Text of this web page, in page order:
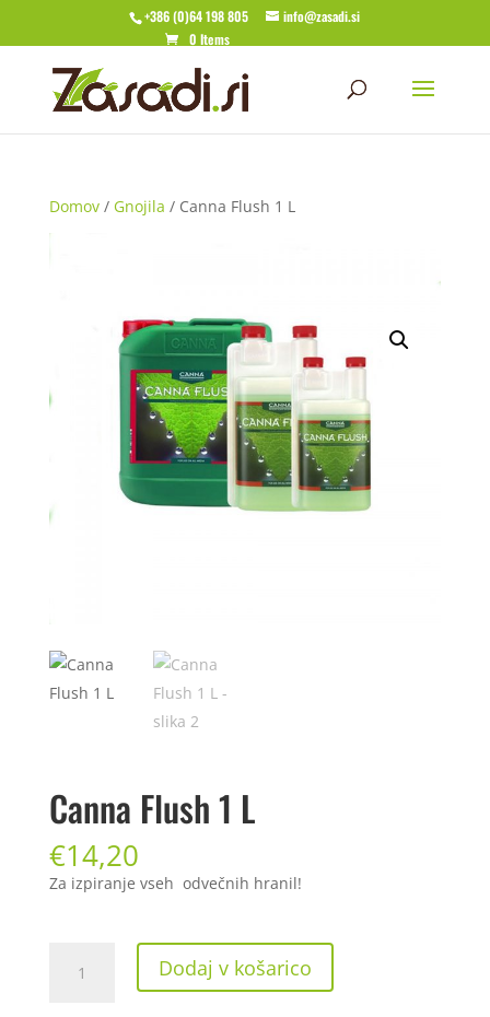
+386 (0)64 198 805
info@zasadi.si
0 Items
Domov/ Gnojila / Canna Flush 1 L
Canna Flush 1 L
€14,20
Za izpiranje vseh odvečnih hranil!
Flush 1
Dodaj v košarico